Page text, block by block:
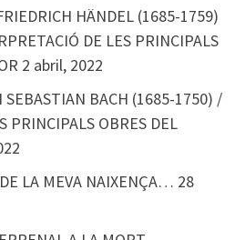
HÄNDEL (1685-1759)
DE LES PRINCIPALS
2 abril, 2022
SEBASTIAN BACH (1685-1750) /
PRINCIPALS OBRES DEL
LA MEVA NAIXENÇA… 28